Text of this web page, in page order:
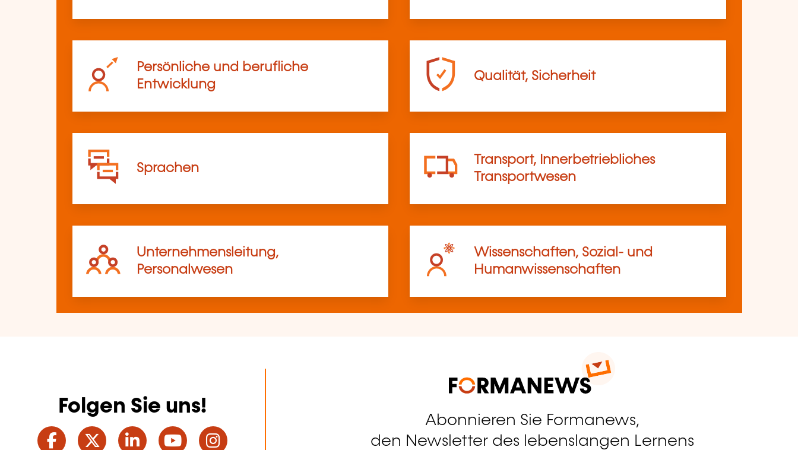
Persönliche und berufliche
Entwicklung
Qualität, Sicherheit
Sprachen
Transport, Innerbetriebliches
Transportwesen
Unternehmensleitung,
Personalwesen
Wissenschaften, Sozial- und
Humanwissenschaften
Folgen Sie uns!
Facebook
TwitterLinkedInYouTube
Abonnieren Sie Formanews,
den Newsletter des lebenslangen Lernens